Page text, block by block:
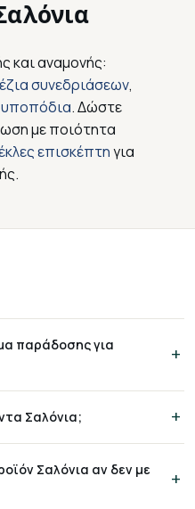
και αναμονής:
συνεδριάσεων,
υποπόδια. Δώστε
με ποιότητα
επισκέπτηγια
παράδοσης για
Σαλόνια;
Σαλόνια αν δεν με